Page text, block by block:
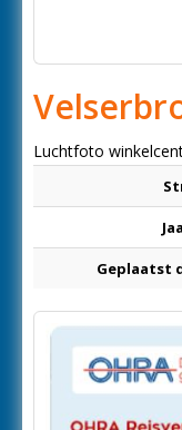
Luchtfoto
Geplaatst